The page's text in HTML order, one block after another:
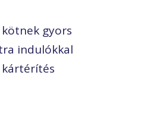
kötnek gyors
indulókkal
kártérítés